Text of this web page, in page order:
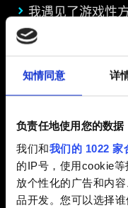
知情同意 详
负责任地使用您的数据
我们和我们的 1022 家
的IP号，使用cookie
放个性化的广告和内
品开发。您可以选择谁
我遇见了游戏性
我遇见了和制作
我要如何进行破
战利品和商贩的物
制作和升级提示
支持外设
带有任务标签的